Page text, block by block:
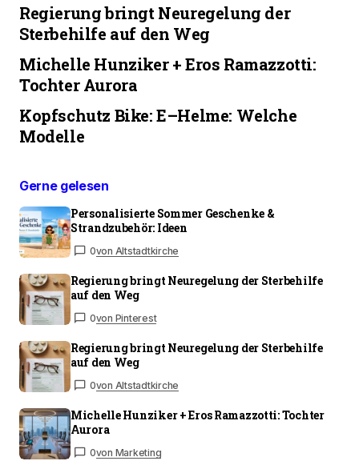
Regierung bringt Neuregelung der
Sterbehilfe auf den Weg
Michelle Hunziker + Eros Ramazzotti:
Tochter Aurora
Kopfschutz Bike: E–Helme: Welche
Modelle
Gerne gelesen
Personalisierte Sommer Geschenke &
Strandzubehör: Ideen
0von Altstadtkirche
Regierung bringt Neuregelung der Sterbehilfe
auf den Weg
0von Pinterest
Regierung bringt Neuregelung der Sterbehilfe
auf den Weg
0von Altstadtkirche
Michelle Hunziker + Eros Ramazzotti: Tochter
Aurora
0von Marketing